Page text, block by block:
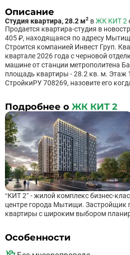
Описание
Студия квартира, 28.2 м2 вЖК КИТ 2
Продается квартира-студия в
405 ₽, находящаяся по адресу
Строится компанией Инвест Груп.
квартале 2026 года с черновой
машине от станции метрополитена
площадь квартиры - 28.2 кв. м. Этаж
СтройкиРУ 708269, назовите его
Подробнее о ЖК КИТ 2
“КИТ 2” - жилой комплекс бизнес-
центре города Мытищи. Застройщик
квартиры с широким выбором
позволят эффективно использовать
Инфраструктура и благоустройство До станции метро
Особенности